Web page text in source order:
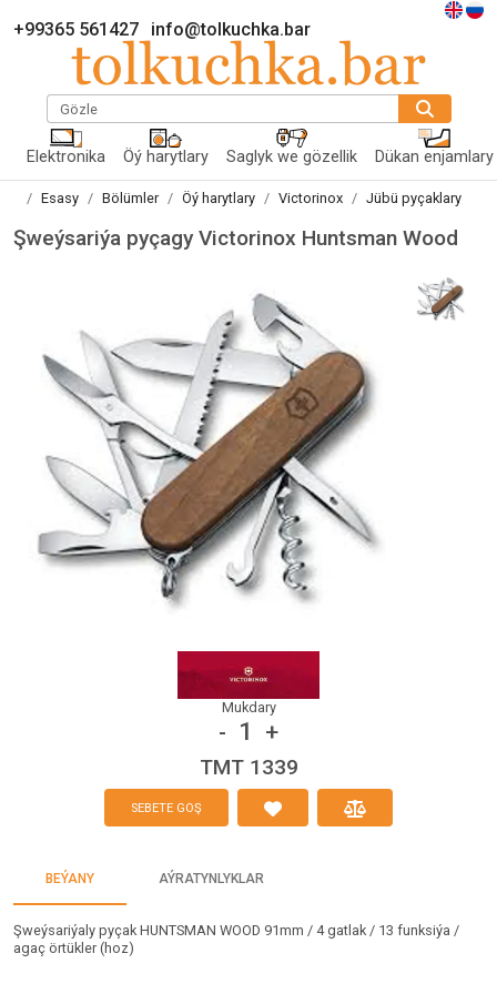
+99365 561427 info@tolkuchka.bar
Gözle
Elektronika Öý harytlary Saglyk we gözellik Dükan enjamlary
Esasy Bölümler Öý harytlary Victorinox Jübü pyçaklary
Şweýsariýa pyçagy Victorinox Huntsman Wood
Mukdary
- 1 +
TMT 1339
SEBETE GOŞ
BEÝANY AÝRATYNLYKLAR
Şweýsariýaly pyçak HUNTSMAN WOOD 91mm / 4 gatlak / 13 funksiýa /
agaç örtükler (hoz)